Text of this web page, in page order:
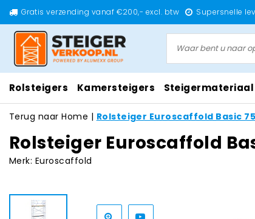
Gratis verzending vanaf €200,- excl. btw Supersnelle
Rolsteigers Kamersteigers Steigermateriaal
Terug naar Home | Rolsteiger Euroscaffold Basic
Rolsteiger Euroscaffold
Merk: Euroscaffold